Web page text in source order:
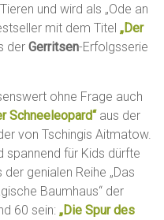
und wird als „Ode an
mit dem Titel„Der
derGerritsen-Erfolgsserie
ohne Frage auch
Schneeleopard“aus der
von Tschingis Aitmatow.
spannend für Kids dürfte
der genialen Reihe „Das
Baumhaus“ der
60 sein:„Die Spur des